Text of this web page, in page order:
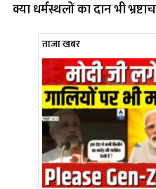
क्या धर्मस्थलों का दान भी
ताजा खबर